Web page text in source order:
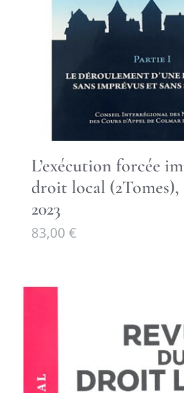
L’exécution forcée
droit local (2Tomes),
2023
83,00 €